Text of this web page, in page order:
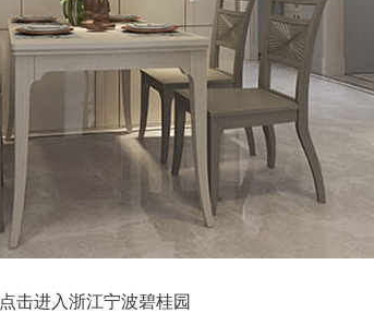
点击进入浙江宁波碧桂园